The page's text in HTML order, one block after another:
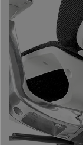
De stoel beschikt
met
3D-regeling
rubberen pads. De
een perfecte houding
De ENERGYis een
één van de
categorie, een uniek
Dit model is
voorschriften op